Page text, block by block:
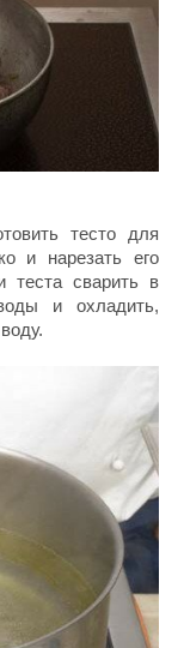
тесто для
и нарезать его
теста сварить в
и охладить,